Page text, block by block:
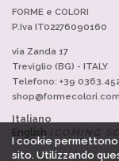
FORME e COLORI
P.Iva IT02276090160
via Zanda 17
Treviglio (BG) - ITALY
Telefono: +39
shop@formecolori.com
Italiano
English (COMING
I cookie
sito. Utilizzando